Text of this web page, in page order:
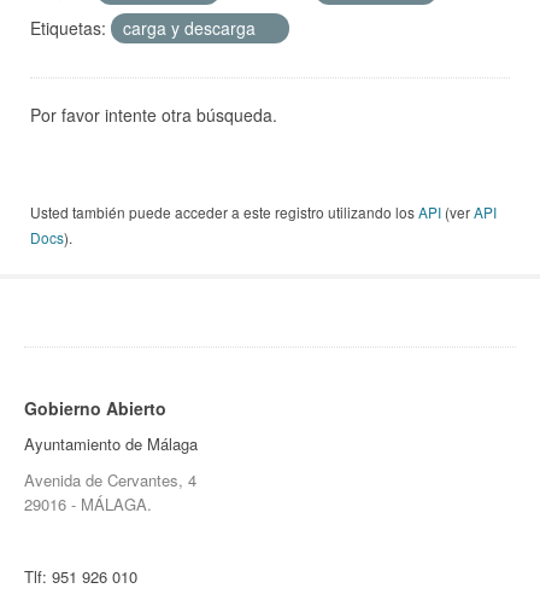
Etiquetas:
carga y descarga
Por favor intente otra búsqueda.
Usted también puede acceder a este registro utilizando losAPI (verAPI
Docs).
Gobierno Abierto
Ayuntamiento de Málaga
Avenida de Cervantes, 4
29016 - MÁLAGA.
Tlf: 951 926 010